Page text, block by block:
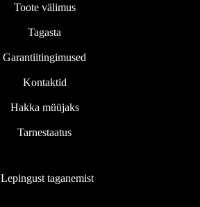
Toote välimus
Tagasta
Garantiitingimused
Kontaktid
Hakka müüjaks
Tarnestaatus
Lepingust taganemist